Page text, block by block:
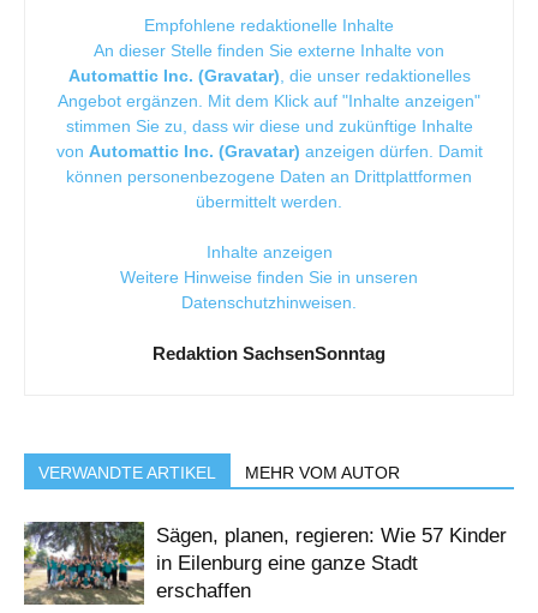
Empfohlene redaktionelle Inhalte
An dieser Stelle finden Sie externe Inhalte von
Automattic Inc. (Gravatar) , die unser redaktionelles
Angebot ergänzen. Mit dem Klick auf "Inhalte anzeigen"
stimmen Sie zu, dass wir diese und zukünftige Inhalte
von Automattic Inc. (Gravatar) anzeigen dürfen. Damit
können personenbezogene Daten an Drittplattformen
übermittelt werden.
Inhalte anzeigen
Weitere Hinweise finden Sie in unseren
Datenschutzhinweisen
Redaktion SachsenSonntag
VERWANDTE ARTIKEL MEHR VOM AUTOR
Sägen, planen, regieren: Wie 57 Kinder
in Eilenburg eine ganze Stadt
erschaffen